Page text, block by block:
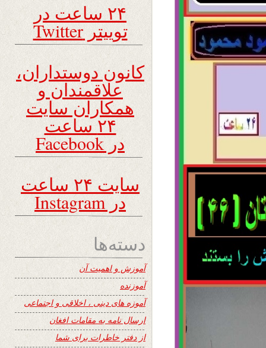
۲۴ ساعت در
توییتر Twitter
کانون دوستداران،
علاقمندان و
همکاران سایت
۲۴ ساعت
در Facebook
سایت ۲۴ ساعت
در Instagram
دسته‌ها
آموزش و اهمیت آن
آموزنده
آموزه های دینی ، اخلاقی و اجتماعی
ارسال نامه به مقامات افغان
از دفتر خاطرات برای شما